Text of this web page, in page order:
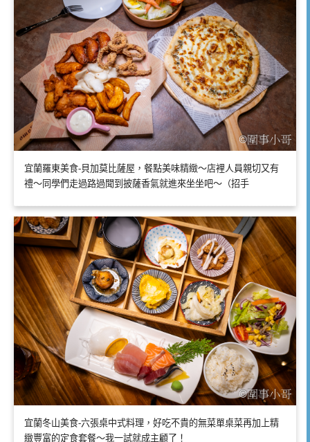
宜蘭羅東美食-貝加莫比薩屋，餐點美味精緻～店裡人員親切又有
禮～同學們走過路過聞到披薩香氣就進來坐坐吧～（招手
宜蘭冬山美食-六張桌中式料理，好吃不貴的無菜單桌菜再加上精
緻豐富的定食套餐～我一試就成主顧了！